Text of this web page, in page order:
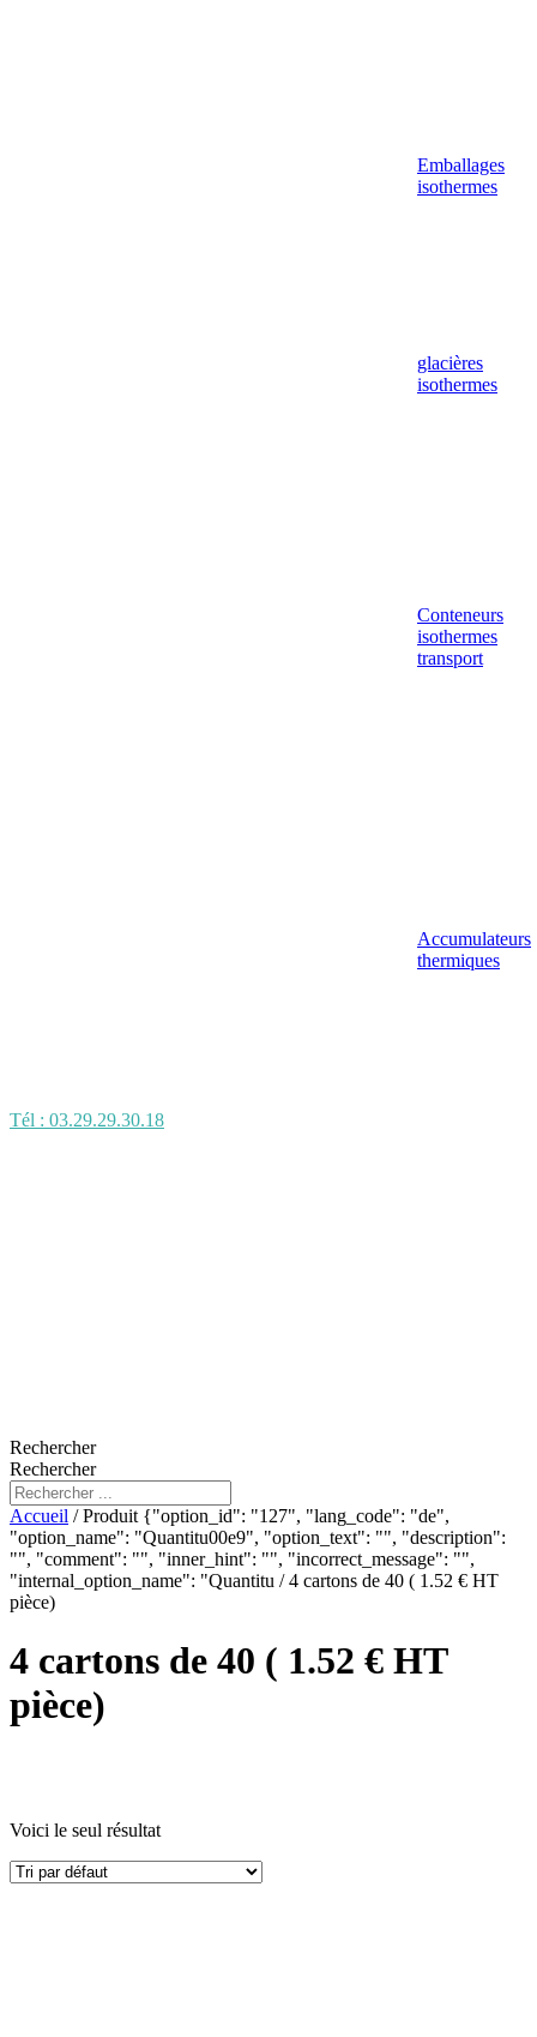
Emballages
isothermes
glacières
isothermes
Conteneurs
isothermes
transport
Accumulateurs
thermiques
Tél : 03.29.29.30.18
Rechercher
Rechercher
Accueil / Produit {"option_id": "127", "lang_code": "de",
"option_name": "Quantitu00e9", "option_text": "", "description":
"", "comment": "", "inner_hint": "", "incorrect_message": "",
"internal_option_name": "Quantitu / 4 cartons de 40 ( 1.52 € HT
pièce)
4 cartons de 40 ( 1.52 € HT
pièce)
Voici le seul résultat